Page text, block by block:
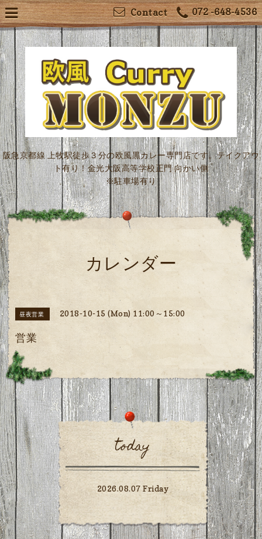
072 -648-4536
Contact
阪急京都線 上牧駅徒歩３分の欧風黒カレー専門店です。テイクアウ
ト有り！金光大阪高等学校正門 向かい側
※駐車場有り
カレンダー
昼夜営業 2018-10-15 (Mon) 11:00～15:00
営業
today
2026.08.07 Friday